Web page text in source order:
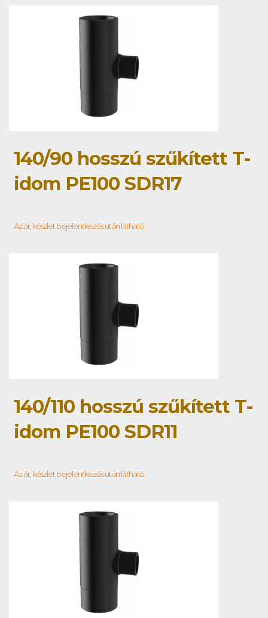
140/90 hosszú szűkített T-
idom PE100 SDR17
Az ár, készlet bejelentkezés után látható
140/110 hosszú szűkített T-
idom PE100 SDR11
Az ár, készlet bejelentkezés után látható